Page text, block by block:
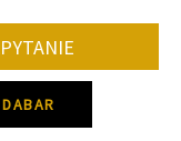
celu ustalenia